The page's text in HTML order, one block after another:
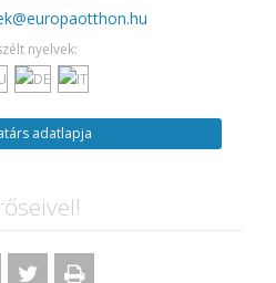
nyelvek:
adatlapja